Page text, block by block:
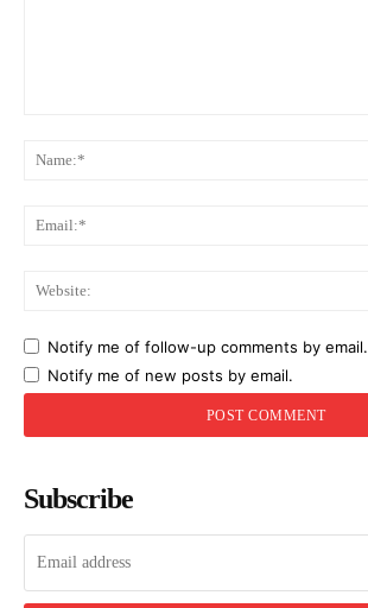
Notify me of follow-up comments by email.
Notify me of new posts by email.
Subscribe